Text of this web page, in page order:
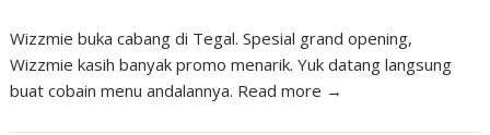
Wizzmie buka cabang di Tegal. Spesial grand opening,
Wizzmie kasih banyak promo menarik. Yuk datang langsung
buat cobain menu andalannya. Read more →